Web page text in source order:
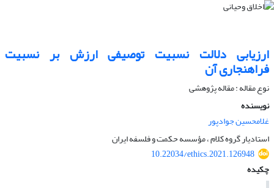
ارزیابی دلالت نسبیت توصیفی ارزش بر نسبیت
فراهنجاری آن
نوع مقاله : مقاله پژوهشی
نویسنده
غلامحسین جوادپور
استادیار گروه کلام ، مؤسسه حکمت و فلسفه ایران
10.22034/ethics.2021.126948
چکیده